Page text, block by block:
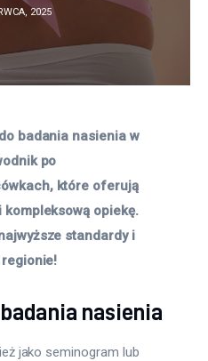
2025
badania nasienia w
po
które oferują
opiekę.
standardy i
nasienia
jako seminogram lub